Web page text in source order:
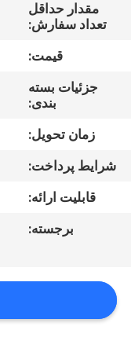
تور
کارخانه
کیفیت
درخواست
مقدار حداقل
تعداد سفارش:
قیمت:
جزئیات بسته
بندی:
زمان تحویل:
شرایط پرداخت:
قابلیت ارائه:
برجسته: